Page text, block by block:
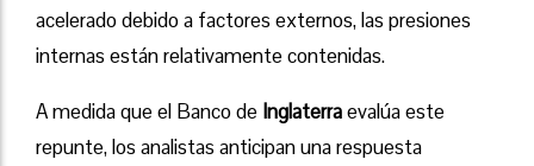
acelerado debido a factores externos, las presiones
internas están relativamente contenidas.
A medida que el Banco de Inglaterraevalúa este
repunte, los analistas anticipan una respuesta